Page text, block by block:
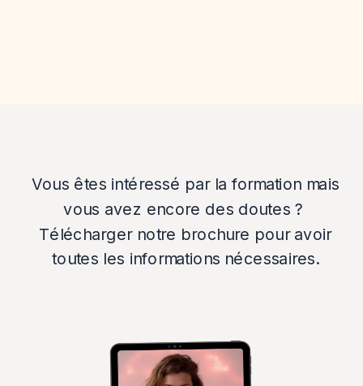
Vous êtes intéressé par la formation mais
vous avez encore des doutes ?
Télécharger notre brochure pour avoir
toutes les informations nécessaires.